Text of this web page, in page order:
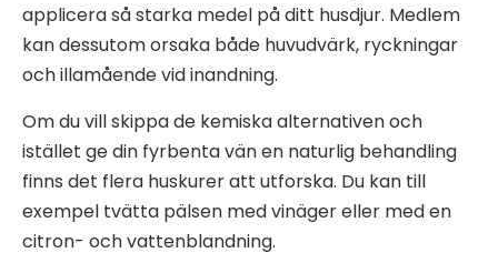
applicera så starka medel på ditt husdjur. Medlem
kan dessutom orsaka både huvudvärk, ryckningar
och illamående vid inandning.
Om du vill skippa de kemiska alternativen och
istället ge din fyrbenta vän en naturlig behandling
finns det flera huskurer att utforska. Du kan till
exempel tvätta pälsen med vinäger eller med en
citron- och vattenblandning.